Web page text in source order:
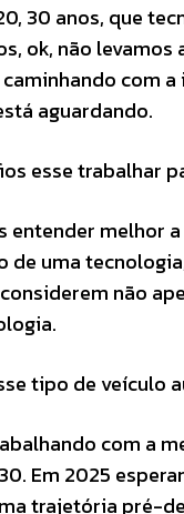
30 anos, que
ok, não
com
aguardando.
esse trabalhar
entender melhor
de uma
não
tipo de veículo
com a
Em 2025
trajetória pré-